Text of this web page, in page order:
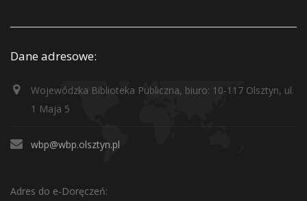
Dane adresowe:
Wojewódzka Biblioteka Publiczna, biuro: 10-117 Olsztyn, ul.
1 Maja 5
wbp@wbp.olsztyn.pl
Adres do e-Doręczeń: